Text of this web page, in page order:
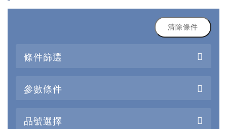
清除條件
條件篩選
參數條件
品號選擇